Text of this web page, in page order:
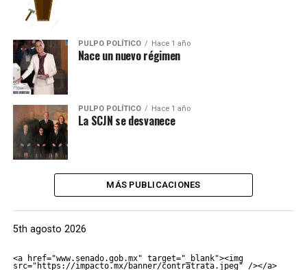
PULPO POLÍTICO Hace 1 año
Nace un nuevo régimen
PULPO POLÍTICO Hace 1 año
La SCJN se desvanece
MÁS PUBLICACIONES
5th agosto 2026
<a href="www.senado.gob.mx" target="_blank"><img
src="https://impacto.mx/banner/contratrata.jpeg" /></a>